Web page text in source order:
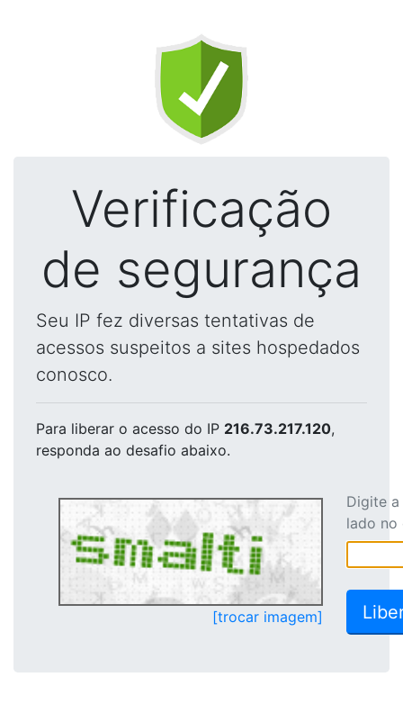
Verificação
de segurança
Seu IP fez diversas tentativas de
acessos suspeitos a sites hospedados
conosco.
Para liberar o acesso do IP 216.73.217.120,
responda ao desafio abaixo.
[trocar imagem]
Digite
lado no